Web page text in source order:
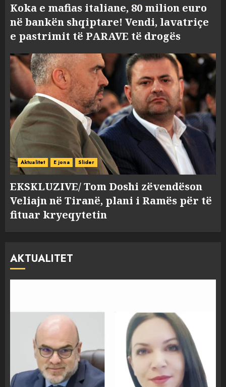
Koka e mafias italiane, 80 milion euro
në bankën shqiptare! Vendi, lavatriçe
e pastrimit të PARAVE të drogës
Aktualitet E jona Slider
EKSKLUZIVE/ Tom Doshi zëvendëson
Veliajn në Tiranë, plani i Ramës për të
fituar kryeqytetin
AKTUALITET